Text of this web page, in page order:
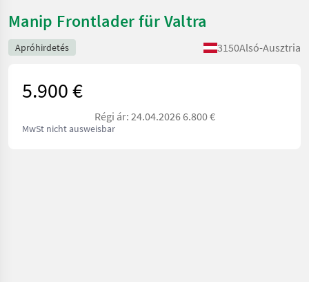
Manip Frontlader für Valtra
Apróhirdetés 3150Alsó-Ausztria
5.900 €
Régi ár: 24.04.2026 6.800 €
MwSt nicht ausweisbar